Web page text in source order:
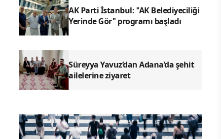
AK Parti İstanbul: ''AK Belediyeciliği
Yerinde Gör'' programı başladı
Süreyya Yavuz’dan Adana’da şehit
ailelerine ziyaret